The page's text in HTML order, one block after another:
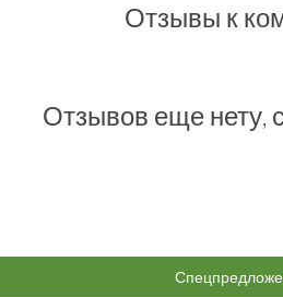
Отзывы к
Отзывов еще нету,